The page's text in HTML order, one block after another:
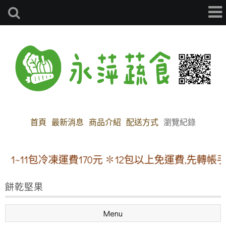
首頁 最新消息 商品介紹 配送方式 瀏覽紀錄
包冷凍運費170元 ✽12包以上免運費,先轉帳手續
餅乾堅果
Menu